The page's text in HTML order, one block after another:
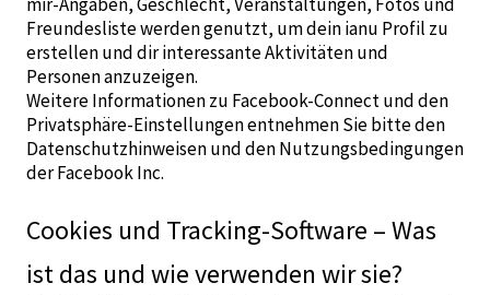
Freundesliste werden genutzt, um dein ianu Profil zu
erstellen und dir interessante Aktivitäten und
Personen anzuzeigen.
Weitere Informationen zu Facebook-Connect und den
Privatsphäre-Einstellungen entnehmen Sie bitte den
Datenschutzhinweisenund denNutzungsbedingungen
der Facebook Inc.
Cookies und Tracking-Software – Was
ist das und wie verwenden wir sie?